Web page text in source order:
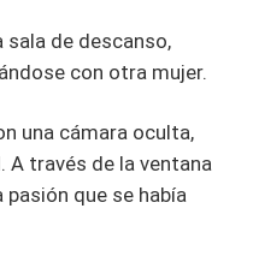
dispuesto a apoyar su
sala de descanso,
con otra mujer.
una cámara oculta,
través de la ventana
que se había